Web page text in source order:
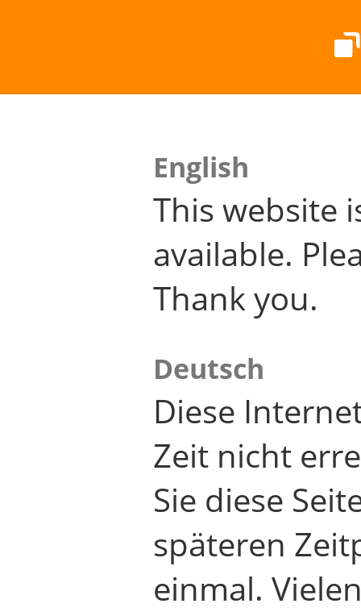
English
This website
available.
Thank you.
Deutsch
Diese
Zeit nicht
Sie diese
späteren
einmal.